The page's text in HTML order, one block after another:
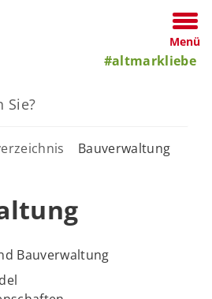
Menü
#altmarkliebe
Bauverwaltung
Bauverwaltung